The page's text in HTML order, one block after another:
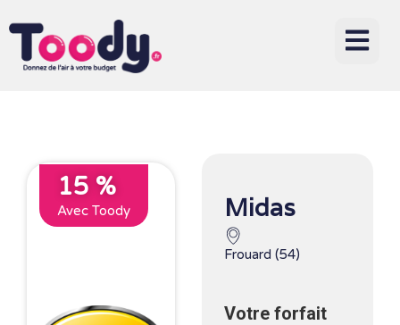
15 %
Avec Toody Midas
Frouard (54)
Votre forfait